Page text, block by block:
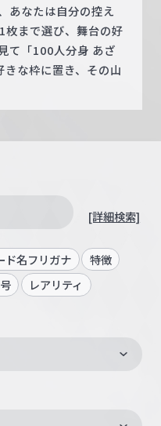
あなたは自分の控え
まで選び、舞台の好
て「100人分身 あざ
な枠に置き、その山
[詳細検索]
ド名フリガナ
特徴
レアリティ